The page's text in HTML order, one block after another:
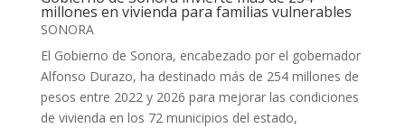
millones en vivienda para familias vulnerables
SONORA
El Gobierno de Sonora, encabezado por el gobernador
Alfonso Durazo, ha destinado más de 254 millones de
pesos entre 2022 y 2026 para mejorar las condiciones
de vivienda en los 72 municipios del estado,